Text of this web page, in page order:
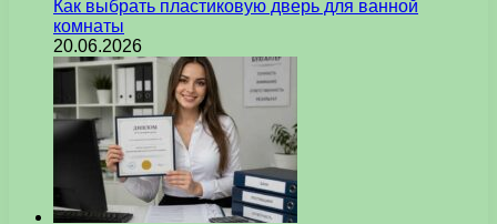
Как выбрать пластиковую дверь для ванной
комнаты
20.06.2026